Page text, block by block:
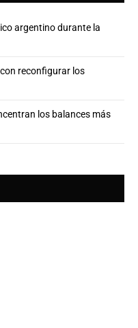
argentino durante la
reconfigurar los
los balances más